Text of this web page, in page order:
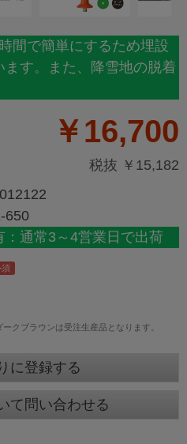
間で簡単にするため埋設
す。また、降雪地の脱着
￥16,700
税抜 ￥15,182
650
：通常3～4営業日で出荷
クブラウンは受注生産品となります。
に登録する
て問い合わせる